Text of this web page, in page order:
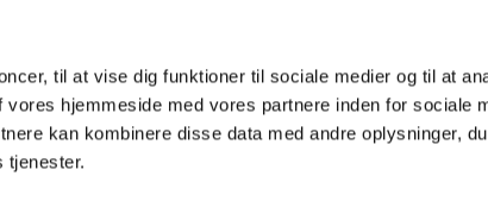
til at vise dig funktioner til sociale medier og til at
hjemmeside med vores partnere inden for sociale
kan kombinere disse data med andre oplysninger,
tjenester.
. Man kan se produktet som en ekstra stærkt og fleksibelt plaster,
sig efter overfladen. Tear-Aid lappen er derfor ideelt til
vide hvilket materiale du skal lappe og dermed om du skal vælge